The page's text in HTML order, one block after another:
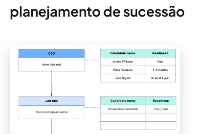
planejamento de sucessão